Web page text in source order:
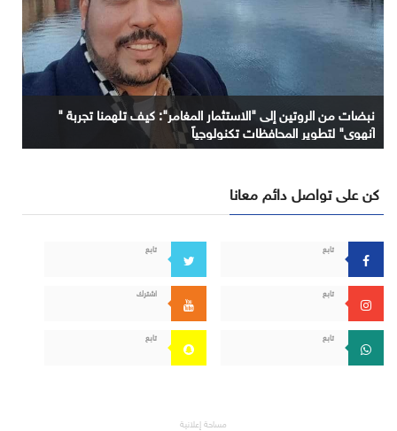
نبضات من الروتين إلى "الاستثمار المغامر": كيف تلهمنا تجربة "
آنهوي" لتطوير المحافظات تكنولوجياً
كن على تواصل دائم معانا
تابع تابع
تابع اشترك
تابع تابع
مساحة إعلانية